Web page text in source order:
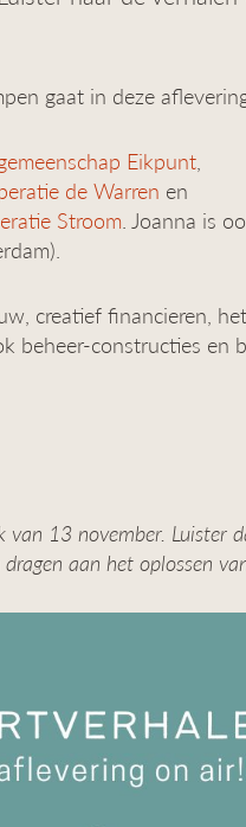
gaat in deze
Eikpunt,
de Warren en
Stroom. Joanna is
creatief financieren,
beheer-constructies en
13 november. Luister
aan het oplossen